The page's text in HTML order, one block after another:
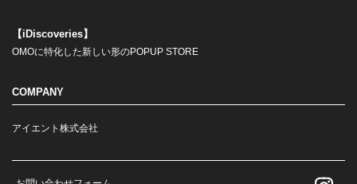
【iDiscoveries】
OMOに特化した新しい形のPOPUP STORE
COMPANY
アイエント株式会社